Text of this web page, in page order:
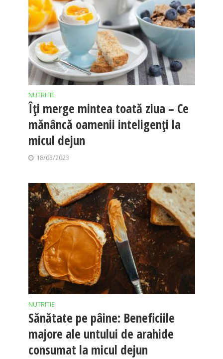
NUTRITIE
Îți merge mintea toată ziua – Ce
mănâncă oamenii inteligenți la
micul dejun
18/03/2023
NUTRITIE
Sănătate pe pâine: Beneficiile
majore ale untului de arahide
consumat la micul dejun